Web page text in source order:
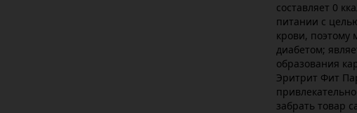
составляет 0
питании с
крови,
диабетом;
образования
Эритрит Фит
забрать товар